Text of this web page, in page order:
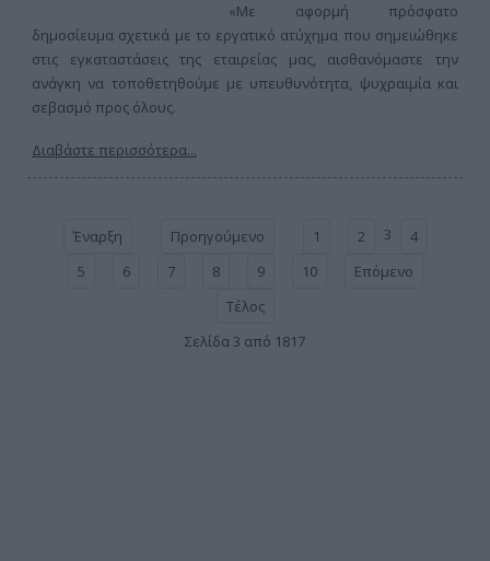
«Με αφορμή πρόσφατο
δημοσίευμα σχετικά με το εργατικό ατύχημα που σημειώθηκε
στις εγκαταστάσεις της εταιρείας μας, αισθανόμαστε την
ανάγκη να τοποθετηθούμε με υπευθυνότητα, ψυχραιμία και
σεβασμό προς όλους.
Διαβάστε περισσότερα...
Έναρξη Προηγούμενο 1 2 3
4
5
6 7 8 9 10
Επόμενο
Τέλος
Σελίδα 3 από 1817